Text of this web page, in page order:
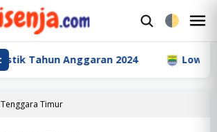
Tahun Anggaran 2024
Timur